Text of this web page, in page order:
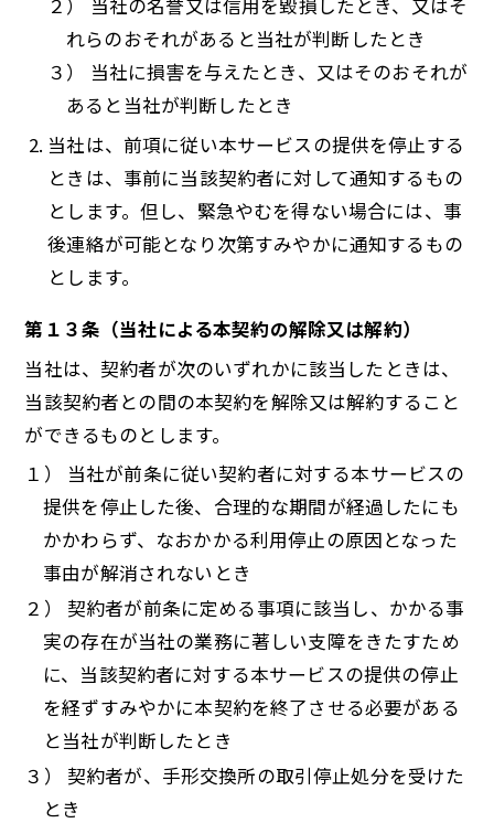
２） 当社の名誉又は信用を毀損したとき、又はそ
れらのおそれがあると当社が判断したとき
３） 当社に損害を与えたとき、又はそのおそれが
あると当社が判断したとき
当社は、前項に従い本サービスの提供を停止する
ときは、事前に当該契約者に対して通知するもの
とします。但し、緊急やむを得ない場合には、事
後連絡が可能となり次第すみやかに通知するもの
とします。
第１３条（当社による本契約の解除又は解約）
当社は、契約者が次のいずれかに該当したときは、
当該契約者との間の本契約を解除又は解約すること
ができるものとします。
１） 当社が前条に従い契約者に対する本サービスの
提供を停止した後、合理的な期間が経過したにも
かかわらず、なおかかる利用停止の原因となった
事由が解消されないとき
２） 契約者が前条に定める事項に該当し、かかる事
実の存在が当社の業務に著しい支障をきたすため
に、当該契約者に対する本サービスの提供の停止
を経ずすみやかに本契約を終了させる必要がある
と当社が判断したとき
３） 契約者が、手形交換所の取引停止処分を受けた
とき